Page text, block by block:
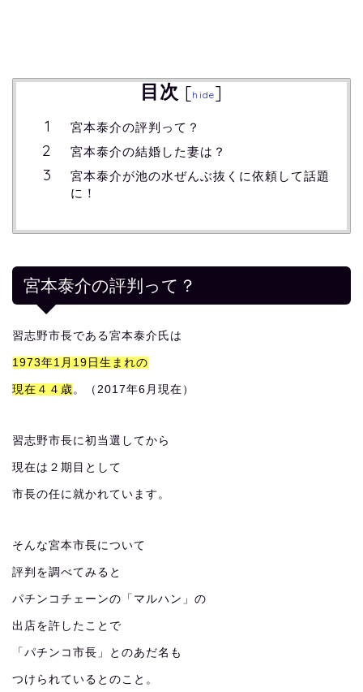
目次 [hide]
宮本泰介の評判って？
宮本泰介の結婚した妻は？
宮本泰介が池の水ぜんぶ抜くに依頼して話題
に！
宮本泰介の評判って？
習志野市長である宮本泰介氏は
1973年1月19日生まれの
現在４４歳。（2017年6月現在）
習志野市長に初当選してから
現在は２期目として
市長の任に就かれています。
そんな宮本市長について
評判を調べてみると
パチンコチェーンの「マルハン」の
出店を許したことで
「パチンコ市長」とのあだ名も
つけられているとのこと。